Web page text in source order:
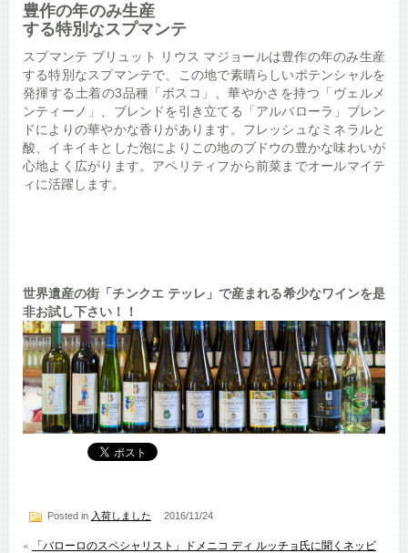
豊作の年のみ生産
する特別なスプマンテ
スプマンテ ブリュット リウス マジョールは豊作の年のみ生産
する特別なスプマンテで、この地で素晴らしいポテンシャルを
発揮する土着の3品種「ボスコ」、華やかさを持つ「ヴェルメ
ンティーノ」、ブレンドを引き立てる「アルバローラ」ブレン
ドによりの華やかな香りがあります。フレッシュなミネラルと
酸、イキイキとした泡によりこの地のブドウの豊かな味わいが
心地よく広がります。アペリティフから前菜までオールマイテ
ィに活躍します。
世界遺産の街「チンクエ テッレ」で産まれる希少なワインを是
非お試し下さい！！
Posted in 入荷しました 2016/11/24
« 「バローロのスペシャリスト」ドメニコ ディ ルッチョ氏に聞くネッビ